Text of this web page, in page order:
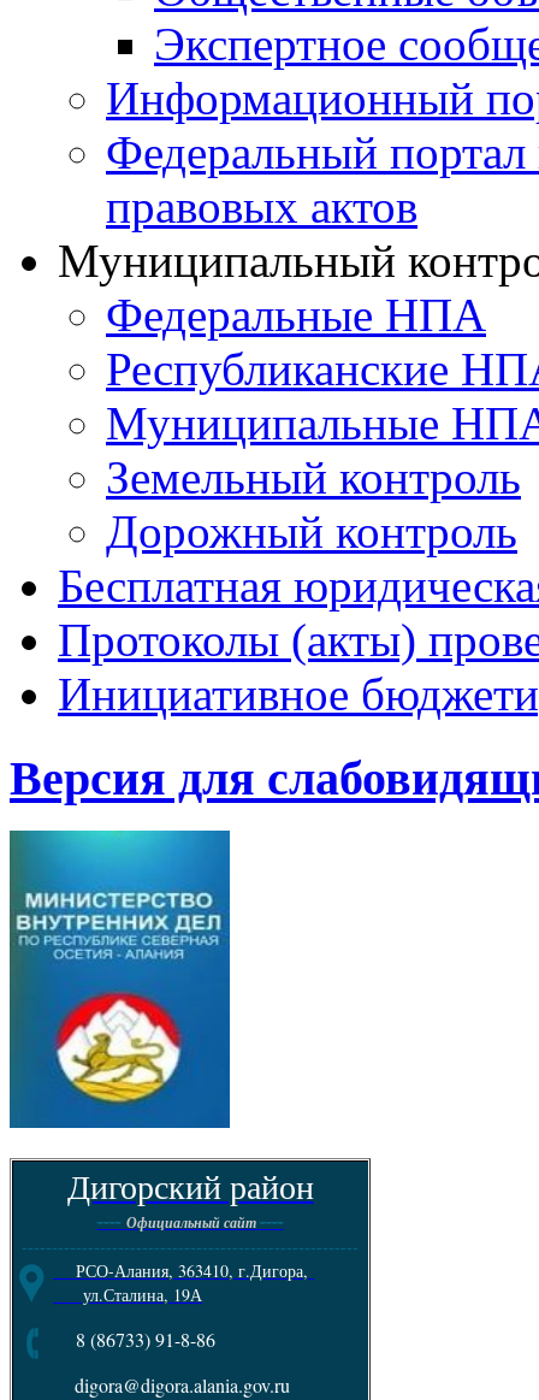
Экспертное
Информационный
Федеральный
правовых актов
Муниципальный
Федеральные НПА
Республиканские
Муниципальные
Земельный контроль
Дорожный контроль
Бесплатная
Протоколы (акты)
Инициативное
Версия для
Дигорский район
---- Официальный сайт----
--------------------------------------------------------
РСО-Алания, 363410, г.Дигора,
ул.Сталина, 19А
8 (86733) 91-8-86
digora@digora.alania.gov.ru